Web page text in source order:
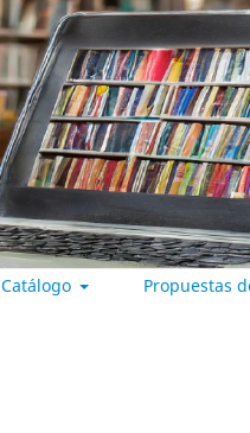
Catálogo Propuestas